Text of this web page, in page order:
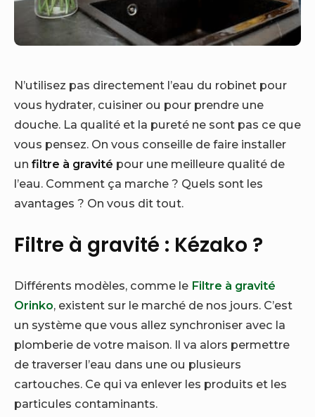
N’utilisez pas directement l’eau du robinet pour
vous hydrater, cuisiner ou pour prendre une
douche. La qualité et la pureté ne sont pas ce que
vous pensez. On vous conseille de faire installer
un filtre à gravité pour une meilleure qualité de
l’eau. Comment ça marche ? Quels sont les
avantages ? On vous dit tout.
Filtre à gravité : Kézako ?
Différents modèles, comme le Filtre à gravité
Orinko, existent sur le marché de nos jours. C’est
un système que vous allez synchroniser avec la
plomberie de votre maison. Il va alors permettre
de traverser l’eau dans une ou plusieurs
cartouches. Ce qui va enlever les produits et les
particules contaminants.